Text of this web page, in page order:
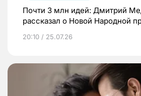
Почти 3 млн идей: Дмитрий
рассказал о Новой Народной
20:10 / 25.07.26